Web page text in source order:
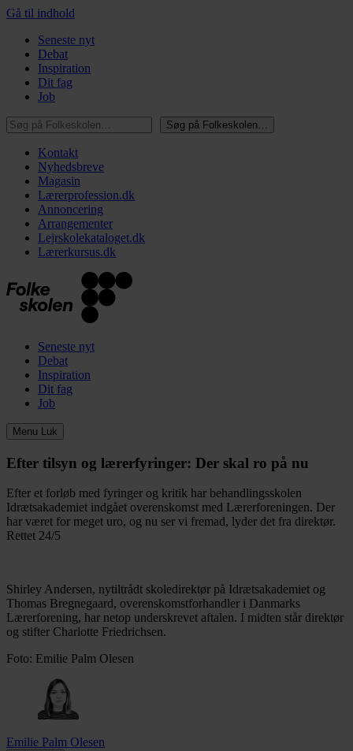
Gå til indhold
Seneste nyt
Debat
Inspiration
Dit fag
Job
Søg på Folkeskolen…
Søg på Folkeskolen…
Kontakt
Nyhedsbreve
Magasin
Lærerprofession.dk
Annoncering
Arrangementer
Lejrskolekataloget.dk
Lærerkursus.dk
Seneste nyt
Debat
Inspiration
Dit fag
Job
Menu Luk
Efter tilsyn og lærerfyringer: Der skal ro på nu
Efter et forløb med fyringer og kritik har behandlingsskolen
Idrætsakademiet indgået overenskomst med Lærerforeningen. Der
har været for meget uro, og nu ser vi fremad, lyder det fra direktør.
Rettet 24/5
Shirley Andersen, nytiltrådt skoledirektør på Idrætsakademiet og
Thomas Bregnegaard, overenskomstforhandler i Danmarks
Lærerforening, har netop underskrevet aftalen. I midten står direktør
og stifter Charlotte Friedrichsen.
Foto: Emilie Palm Olesen
Emilie Palm Olesen